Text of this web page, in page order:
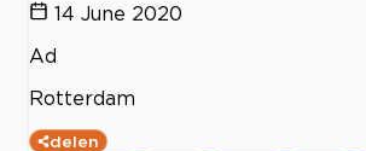
14 June 2020
Ad
Rotterdam
delen